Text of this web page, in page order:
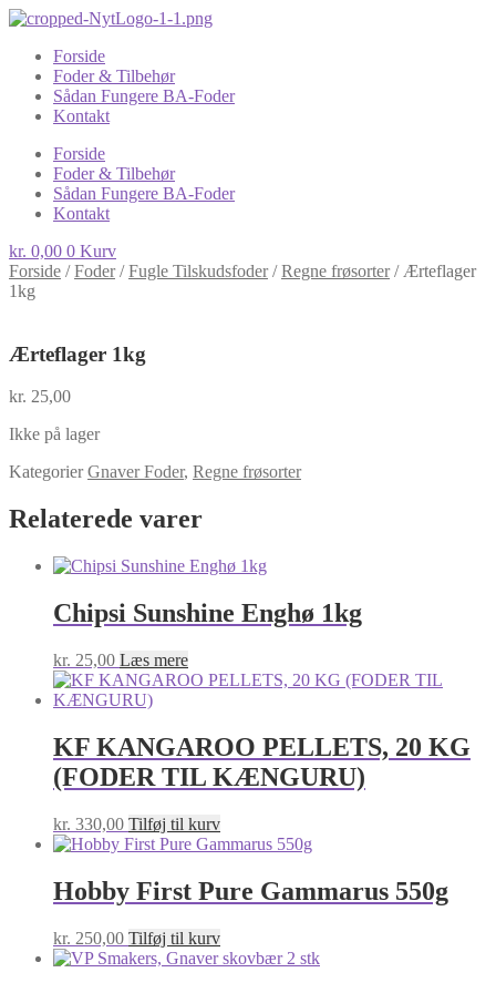
Forside
Foder & Tilbehør
Sådan Fungere BA-Foder
Kontakt
Forside
Foder & Tilbehør
Sådan Fungere BA-Foder
Kontakt
kr. 0,00 0 Kurv
Forside /Foder/Fugle Tilskudsfoder/Regne frøsorter/ Ærteflager
1kg
Ærteflager 1kg
kr. 25,00
Ikke på lager
Kategorier Gnaver Foder, Regne frøsorter
Relaterede varer
Chipsi Sunshine Enghø 1kg
kr. 25,00 Læs mere
KF KANGAROO PELLETS, 20 KG
(FODER TIL KÆNGURU)
kr. 330,00 Tilføj til kurv
Hobby First Pure Gammarus 550g
kr. 250,00 Tilføj til kurv